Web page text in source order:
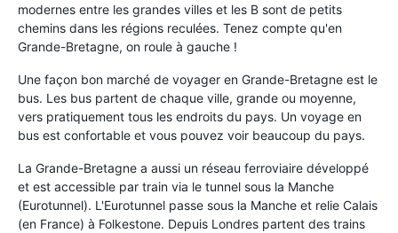
modernes entre les grandes villes et les B sont de petits
chemins dans les régions reculées. Tenez compte qu'en
Grande-Bretagne, on roule à gauche !
Une façon bon marché de voyager en Grande-Bretagne est le
bus. Les bus partent de chaque ville, grande ou moyenne,
vers pratiquement tous les endroits du pays. Un voyage en
bus est confortable et vous pouvez voir beaucoup du pays.
La Grande-Bretagne a aussi un réseau ferroviaire développé
et est accessible par train via le tunnel sous la Manche
(Eurotunnel). L'Eurotunnel passe sous la Manche et relie Calais
(en France) à Folkestone. Depuis Londres partent des trains